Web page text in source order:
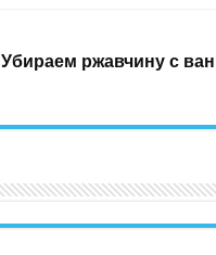
Убираем ржавчину с